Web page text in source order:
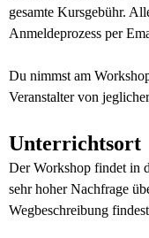
gesamte Kursgebühr.
Anmeldeprozess per
Du nimmst am
Veranstalter von
Unterrichtsort
Der Workshop findet in
sehr hoher Nachfrage
Wegbeschreibung